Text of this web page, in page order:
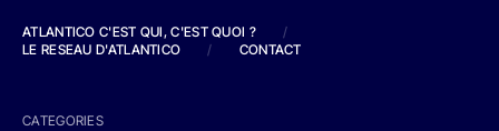
ATLANTICO C'EST QUI, C'EST QUOI ?
/
LE RESEAU D'ATLANTICO
/ CONTACT
CATEGORIES